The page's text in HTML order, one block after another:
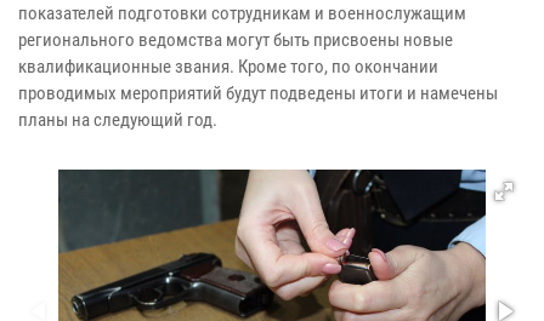
показателей подготовки сотрудникам и военнослужащим
регионального ведомства могут быть присвоены новые
квалификационные звания. Кроме того, по окончании
проводимых мероприятий будут подведены итоги и намечены
планы на следующий год.